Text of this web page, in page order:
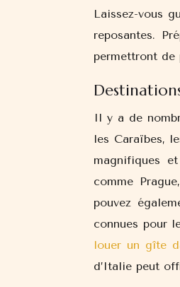
Laissez-vous
reposantes.
permettront de
Il y a de
les Caraïbes,
magnifiques
comme
pouvez
connues pour
louer un gîte
d’Italie peut